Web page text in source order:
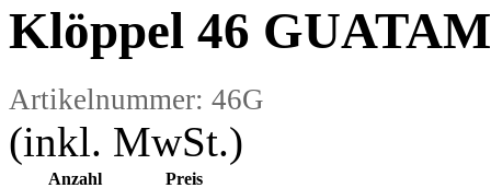
Klöppel 46
Artikelnummer: 46G
(inkl. MwSt.)
Anzahl
Preis